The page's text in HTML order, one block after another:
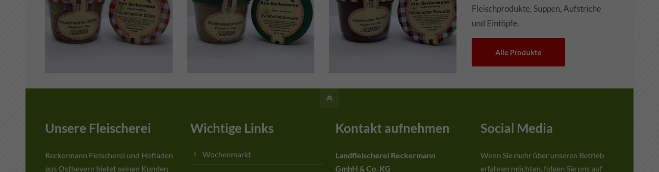
Fleischprodukte, Suppen, Aufstriche
und Eintöpfe.
Alle Produkte
Unsere Fleischerei
Reckermann Fleischerei und Hofladen
aus Ostbevern bietet seinen Kunden
Wichtige Links
Wochenmarkt
Kontakt aufnehmen
Landfleischerei Reckermann
GmbH & Co. KG
Social Media
Wenn Sie mehr über unseren Betrieb
erfahren möchten, folgen Sie uns auf